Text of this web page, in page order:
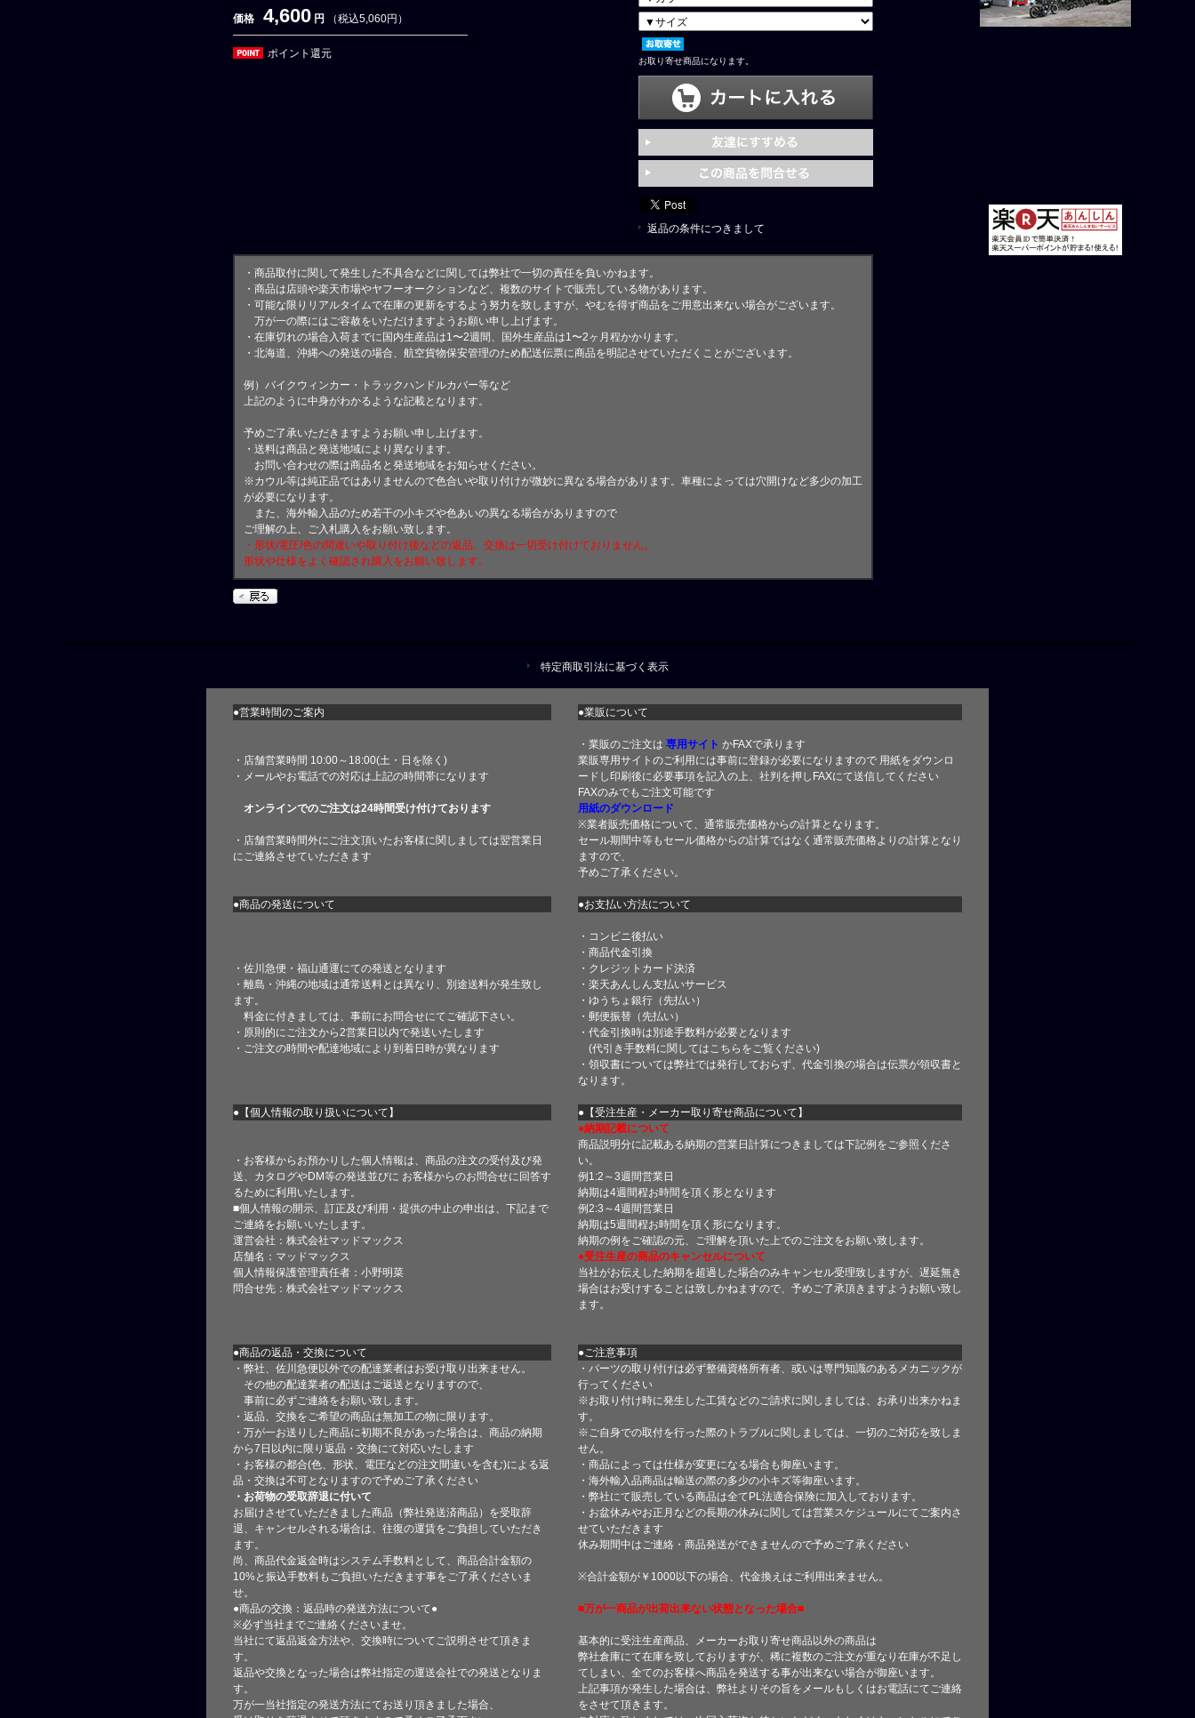
価格 4,600 円 （税込5,060円）
ポイント還元
お取り寄せ商品になります。
返品の条件につきまして
・商品取付に関して発生した不具合などに関しては弊社で一切の責任を負いかねます。
・商品は店頭や楽天市場やヤフーオークションなど、複数のサイトで販売している物があります。
・可能な限りリアルタイムで在庫の更新をするよう努力を致しますが、やむを得ず商品をご用意出来ない場合がございます。
万が一の際にはご容赦をいただけますようお願い申し上げます。
・在庫切れの場合入荷までに国内生産品は1〜2週間、国外生産品は1〜2ヶ月程かかります。
・北海道、沖縄への発送の場合、航空貨物保安管理のため配送伝票に商品を明記させていただくことがございます。
例）バイクウィンカー・トラックハンドルカバー等など
上記のように中身がわかるような記載となります。
予めご了承いただきますようお願い申し上げます。
・送料は商品と発送地域により異なります。
お問い合わせの際は商品名と発送地域をお知らせください。
※カウル等は純正品ではありませんので色合いや取り付けが微妙に異なる場合があります。車種によっては穴開けなど多少の加工
が必要になります。
また、海外輸入品のため若干の小キズや色あいの異なる場合がありますので
ご理解の上、ご入札購入をお願い致します。
・形状/電圧/色の間違いや取り付け後などの返品、交換は一切受け付けておりません。
形状や仕様をよく確認され購入をお願い致します。
特定商取引法に基づく表示
●営業時間のご案内 ●業販について
・店舗営業時間 10:00～18:00(土・日を除く)
・メールやお電話での対応は上記の時間帯になります
オンラインでのご注文は24時間受け付けております
・店舗営業時間外にご注文頂いたお客様に関しましては翌営業日
にご連絡させていただきます
・業販のご注文は 専用サイト かFAXで承ります
業販専用サイトのご利用には事前に登録が必要になりますので 用紙をダウンロ
ードし印刷後に必要事項を記入の上、社判を押しFAXにて送信してください
FAXのみでもご注文可能です
用紙のダウンロード
※業者販売価格について、通常販売価格からの計算となります。
セール期間中等もセール価格からの計算ではなく通常販売価格よりの計算となり
ますので、
予めご了承ください。
●商品の発送について ●お支払い方法について
・佐川急便・福山通運にての発送となります
・離島・沖縄の地域は通常送料とは異なり、別途送料が発生致し
ます。
料金に付きましては、事前にお問合せにてご確認下さい。
・原則的にご注文から2営業日以内で発送いたします
・ご注文の時間や配達地域により到着日時が異なります
・コンビニ後払い
・商品代金引換
・クレジットカード決済
・楽天あんしん支払いサービス
・ゆうちょ銀行（先払い）
・郵便振替（先払い）
・代金引換時は別途手数料が必要となります
(代引き手数料に関しては こちら をご覧ください)
・領収書については弊社では発行しておらず、代金引換の場合は伝票が領収書と
なります。
●【個人情報の取り扱いについて】 ●【受注生産・メーカー取り寄せ商品について】
・お客様からお預かりした個人情報は、商品の注文の受付及び発
送、カタログやDM等の発送並びに お客様からのお問合せに回答す
るために利用いたします。
■個人情報の開示、訂正及び利用・提供の中止の申出は、下記まで
ご連絡をお願いいたします。
運営会社：株式会社マッドマックス
店舗名：マッドマックス
個人情報保護管理責任者：小野明菜
問合せ先：株式会社マッドマックス
●納期記載について
商品説明分に記載ある納期の営業日計算につきましては下記例をご参照くださ
い。
例1:2～3週間営業日
納期は4週間程お時間を頂く形となります
例2:3～4週間営業日
納期は5週間程お時間を頂く形になります。
納期の例をご確認の元、ご理解を頂いた上でのご注文をお願い致します。
●受注生産の商品のキャンセルについて
当社がお伝えした納期を超過した場合のみキャンセル受理致しますが、遅延無き
場合はお受けすることは致しかねますので、予めご了承頂きますようお願い致し
ます。
●商品の返品・交換について
●ご注意事項
・弊社、佐川急便以外での配達業者はお受け取り出来ません。
その他の配達業者の配送はご返送となりますので、
事前に必ずご連絡をお願い致します。
・返品、交換をご希望の商品は無加工の物に限ります。
・万が一お送りした商品に初期不良があった場合は、商品の納期
から7日以内に限り返品・交換にて対応いたします
・お客様の都合(色、形状、電圧などの注文間違いを含む)による返
品・交換は不可となりますので予めご了承ください
・お荷物の受取辞退に付いて
お届けさせていただきました商品（弊社発送済商品）を受取辞
退、キャンセルされる場合は、往復の運賃をご負担していただき
ます。
尚、商品代金返金時はシステム手数料として、商品合計金額の
10%と振込手数料もご負担いただきます事をご了承くださいま
せ。
●商品の交換：返品時の発送方法について●
※必ず当社までご連絡くださいませ。
当社にて返品返金方法や、交換時についてご説明させて頂きま
す。
返品や交換となった場合は弊社指定の運送会社での発送となりま
す。
万が一当社指定の発送方法にてお送り頂きました場合、
・パーツの取り付けは必ず整備資格所有者、或いは専門知識のあるメカニックが
行ってください
※お取り付け時に発生した工賃などのご請求に関しましては、お承り出来かねま
す。
※ご自身での取付を行った際のトラブルに関しましては、一切のご対応を致しま
せん。
・商品によっては仕様が変更になる場合も御座います。
・海外輸入品商品は輸送の際の多少の小キズ等御座います。
・弊社にて販売している商品は全てPL法適合保険に加入しております。
・お盆休みやお正月などの長期の休みに関しては営業スケジュールにてご案内さ
せていただきます
休み期間中はご連絡・商品発送ができませんので予めご了承ください
※合計金額が￥1000以下の場合、代金換えはご利用出来ません。
■万が一商品が出荷出来ない状態となった場合■
基本的に受注生産商品、メーカーお取り寄せ商品以外の商品は
弊社倉庫にて在庫を致しておりますが、稀に複数のご注文が重なり在庫が不足し
てしまい、全てのお客様へ商品を発送する事が出来ない場合が御座います。
上記事項が発生した場合は、弊社よりその旨をメールもしくはお電話にてご連絡
をさせて頂きます。